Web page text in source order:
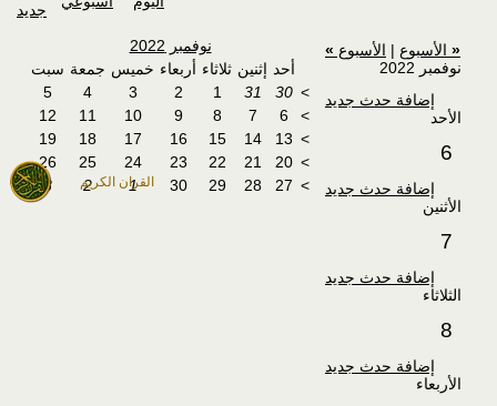
القران الكريم
جديد
« الأسبوع | الأسبوع »
نوفمبر 2022
إضافة حدث جديد
الأحد
6
إضافة حدث جديد
الأثنين
7
إضافة حدث جديد
الثلاثاء
8
إضافة حدث جديد
الأربعاء
نوفمبر 2022
أحد إثنين ثلاثاء أربعاء خميس جمعة سبت
>
30
31
1
2
3
4
5
>
6
7
8
9
10
11
12
>
13
14
15
16
17
18
19
>
20
21
22
23
24
25
26
>
27
28
29
30
1
2
3